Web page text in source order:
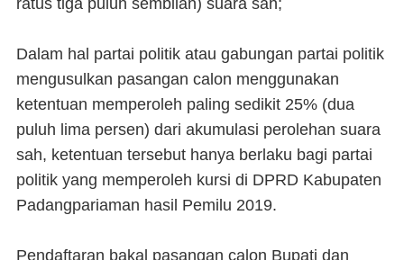
ratus tiga puluh sembilan) suara sah;
Dalam hal partai politik atau gabungan partai politik
mengusulkan pasangan calon menggunakan
ketentuan memperoleh paling sedikit 25% (dua
puluh lima persen) dari akumulasi perolehan suara
sah, ketentuan tersebut hanya berlaku bagi partai
politik yang memperoleh kursi di DPRD Kabupaten
Padangpariaman hasil Pemilu 2019.
Pendaftaran bakal pasangan calon Bupati dan